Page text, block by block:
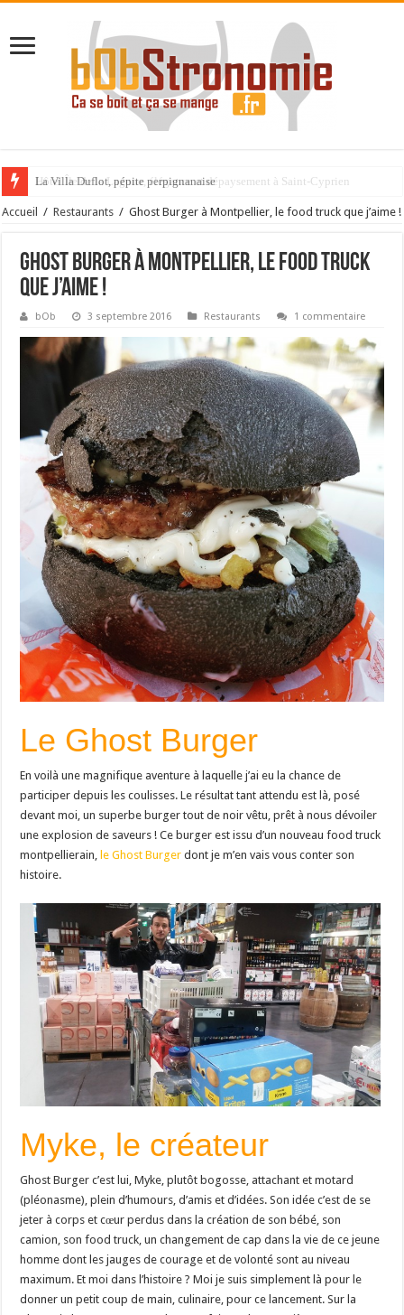
La Villa Duflot, pépite perpignanaise
Accueil / Restaurants / Ghost Burger à Montpellier, le food truck que j’aime !
Ghost Burger à Montpellier, le food truck
que j’aime !
bOb 3 septembre 2016 Restaurants 1 commentaire
Le Ghost Burger
En voilà une magnifique aventure à laquelle j’ai eu la chance de
participer depuis les coulisses. Le résultat tant attendu est là, posé
devant moi, un superbe burger tout de noir vêtu, prêt à nous dévoiler
une explosion de saveurs ! Ce burger est issu d’un nouveau food truck
montpellierain,le Ghost Burger dont je m’en vais vous conter son
histoire.
Myke, le créateur
Ghost Burger c’est lui, Myke, plutôt bogosse, attachant et motard
(pléonasme), plein d’humours, d’amis et d’idées. Son idée c’est de se
jeter à corps et cœur perdus dans la création de son bébé, son
camion, son food truck, un changement de cap dans la vie de ce jeune
homme dont les jauges de courage et de volonté sont au niveau
maximum. Et moi dans l’histoire ? Moi je suis simplement là pour le
donner un petit coup de main, culinaire, pour ce lancement. Sur la